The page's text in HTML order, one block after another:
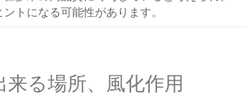
トになる可能性があります。
来る場所、風化作用